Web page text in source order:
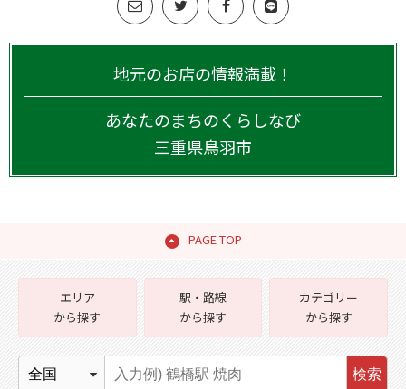
地元のお店の情報満載！
あなたのまちのくらしなび
三重県鳥羽市
PAGE TOP
エリア
から探す
駅・路線
から探す
カテゴリー
から探す
検索